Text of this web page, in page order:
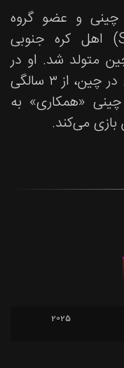
چینی و عضو گروه
پسرانه سونتین (SEVENTEEN) اهل کره جنوبی
متولد شد. او در
هنرهای رزمی و ووشو مهارت دارد. در چین، از ۳ سالگی
«همکاری» به
2025